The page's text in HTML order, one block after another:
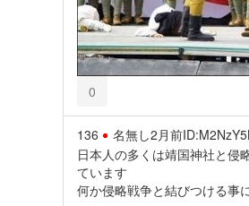
0
136 名無し2月前
日本人の多くは靖国神社と侵
ています
何か侵略戦争と結びつける事